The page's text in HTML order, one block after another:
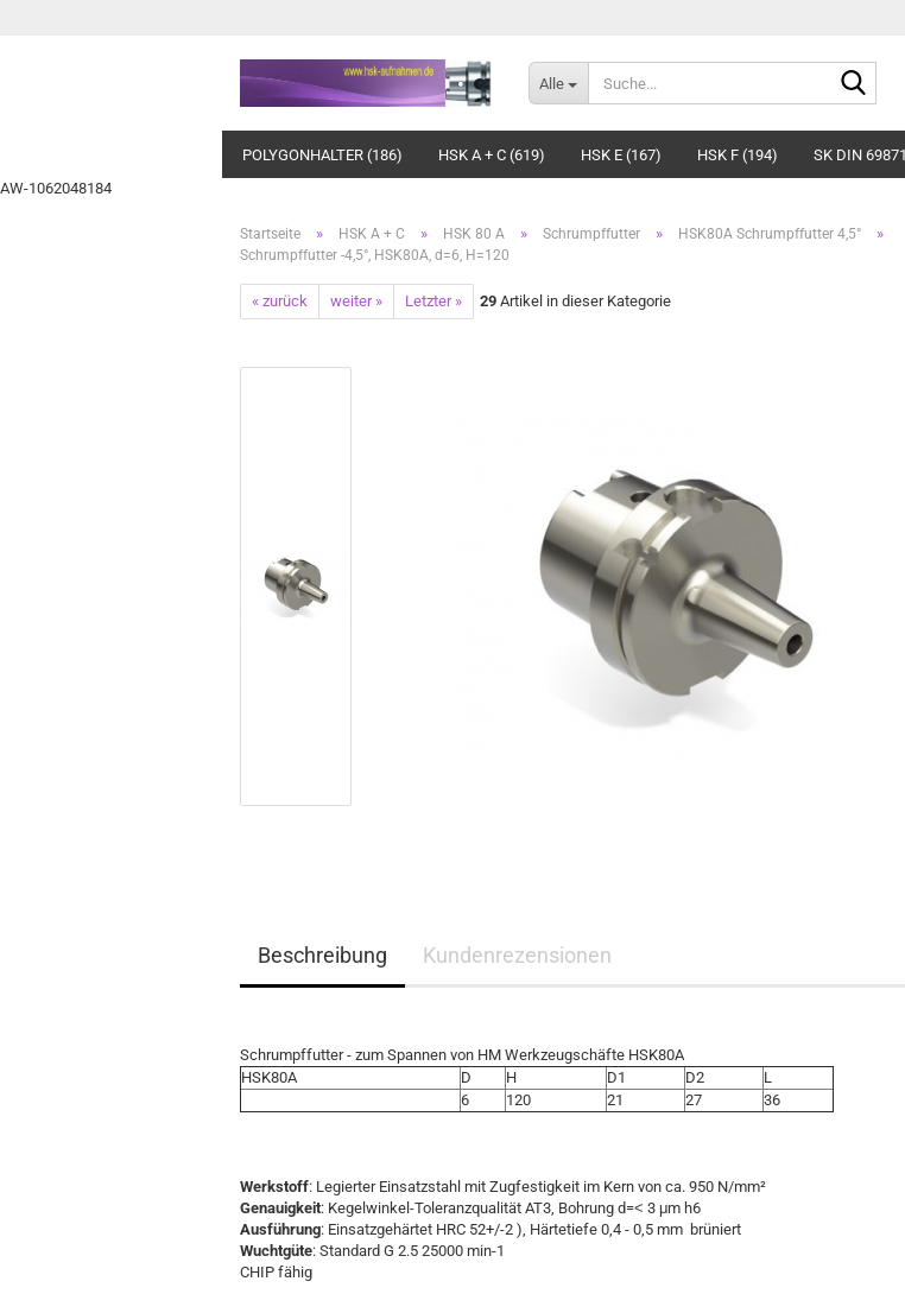
AW-1062048184
Alle
POLYGONHALTER (186) HSK A + C (619) HSK E (167) HSK F (194) SK DIN
Startseite » HSK A + C » HSK 80 A » Schrumpffutter » HSK80A Schrumpffutter 4,5° »
Schrumpffutter -4,5°, HSK80A, d=6, H=120
« zurück weiter » Letzter » 29 Artikel in dieser Kategorie
Beschreibung Kundenrezensionen
Schrumpffutter - zum Spannen von HM Werkzeugschäfte HSK80A
HSK80A
D H D1 D2
L
6
120 21 27 36
Werkstoff: Legierter Einsatzstahl mit Zugfestigkeit im Kern von ca. 950 N/mm²
Genauigkeit: Kegelwinkel-Toleranzqualität AT3, Bohrung d=˂ 3 μm h6
Ausführung: Einsatzgehärtet HRC 52+/-2 ), Härtetiefe 0,4 - 0,5 mm brüniert
Wuchtgüte: Standard G 2.5 25000 min-1
CHIP fähig